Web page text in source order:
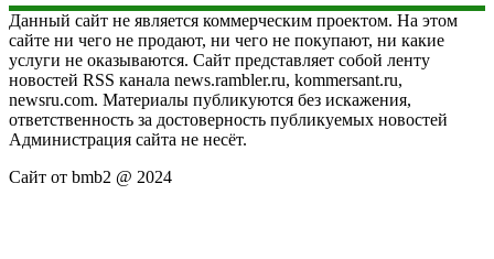
Данный сайт не является коммерческим проектом. На этом
сайте ни чего не продают, ни чего не покупают, ни какие
услуги не оказываются. Сайт представляет собой ленту
новостей RSS канала news.rambler.ru, kommersant.ru,
newsru.com. Материалы публикуются без искажения,
ответственность за достоверность публикуемых новостей
Администрация сайта не несёт.
Сайт от bmb2 @ 2024